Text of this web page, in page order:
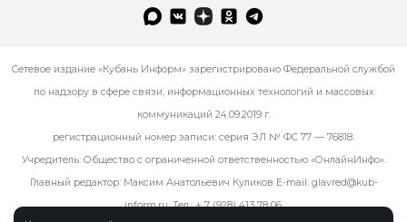
Сетевое издание «Кубань Информ» зарегистрировано Федеральной службой
по надзору в сфере связи, информационных технологий и массовых
коммуникаций 24.09.2019 г.
регистрационный номер записи: серия ЭЛ № ФС 77 — 76818.
Учредитель: Общество с ограниченной ответственностью «ОнлайнИнфо».
Главный редактор: Максим Анатольевич Куликов E-mail: glavred@kub-
inform.ru. Тел.:+ 7 (928) 413 78 06.